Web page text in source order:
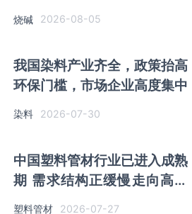
烧碱 2026-08-05
我国染料产业齐全，政策抬高
环保门槛，市场企业高度集中
染料 2026-07-30
中国塑料管材‌‌‌行业已进入成熟
期 需求结构正缓慢走向高端
化
塑料管材 2026-07-27